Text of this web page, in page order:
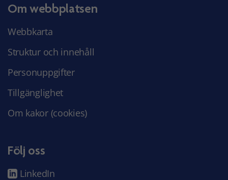
Om webbplatsen
Webbkarta
Struktur och innehåll
Personuppgifter
Tillgänglighet
Om kakor (cookies)
Följ oss
LinkedIn